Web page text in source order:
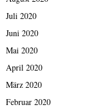
Juli 2020
Juni 2020
Mai 2020
April 2020
März 2020
Februar 2020